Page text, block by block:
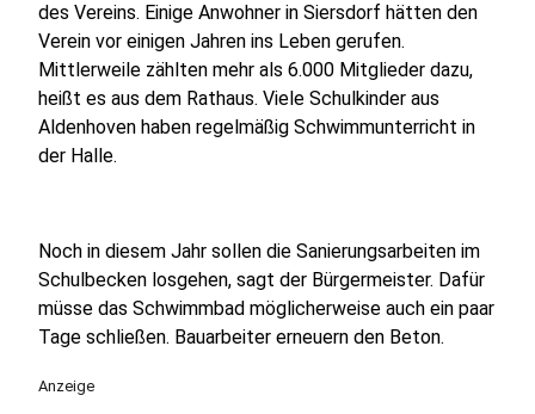
des Vereins. Einige Anwohner in Siersdorf hätten den
Verein vor einigen Jahren ins Leben gerufen.
Mittlerweile zählten mehr als 6.000 Mitglieder dazu,
heißt es aus dem Rathaus. Viele Schulkinder aus
Aldenhoven haben regelmäßig Schwimmunterricht in
der Halle.
Noch in diesem Jahr sollen die Sanierungsarbeiten im
Schulbecken losgehen, sagt der Bürgermeister. Dafür
müsse das Schwimmbad möglicherweise auch ein paar
Tage schließen. Bauarbeiter erneuern den Beton.
Anzeige